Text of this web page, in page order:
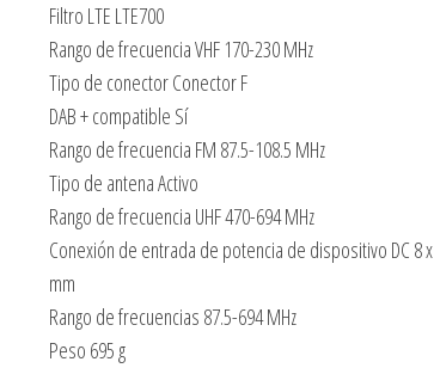
Filtro LTE LTE700
Rango de frecuencia VHF 170-230 MHz
Tipo de conector Conector F
DAB + compatible Sí
Rango de frecuencia FM 87.5-108.5 MHz
Tipo de antena Activo
Rango de frecuencia UHF 470-694 MHz
Conexión de entrada de potencia de dispositivo DC 8
mm
Rango de frecuencias 87.5-694 MHz
Peso 695 g